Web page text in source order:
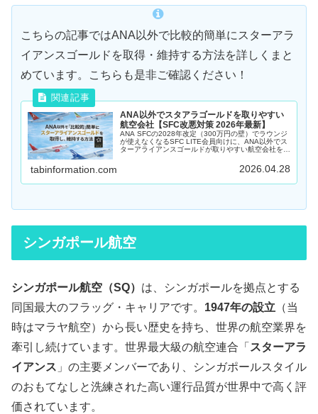
こちらの記事ではANA以外で比較的簡単にスターアラ
イアンスゴールドを取得・維持する方法を詳しくまと
めています。こちらも是非ご確認ください！
ANA以外でスタアラゴールドを取りやすい
航空会社【SFC改悪対策 2026年最新】
ANA SFCの2028年改定（300万円の壁）でラウンジ
が使えなくなるSFC LITE会員向けに、ANA以外でス
ターアライアンスゴールドが取りやすい航空会社を徹
キッシュ航空などおすすめ4社を比較紹介します。
tabinformation.com 2026.04.28
シンガポール航空
シンガポール航空（SQ） は、シンガポールを拠点とする
同国最大のフラッグ・キャリアです。 1947年の設立 （当
時はマラヤ航空）から長い歴史を持ち、世界の航空業界を
牽引し続けています。世界最大級の航空連合「 スターアラ
イアンス 」の主要メンバーであり、シンガポールスタイル
のおもてなしと洗練された高い運行品質が世界中で高く評
価されています。